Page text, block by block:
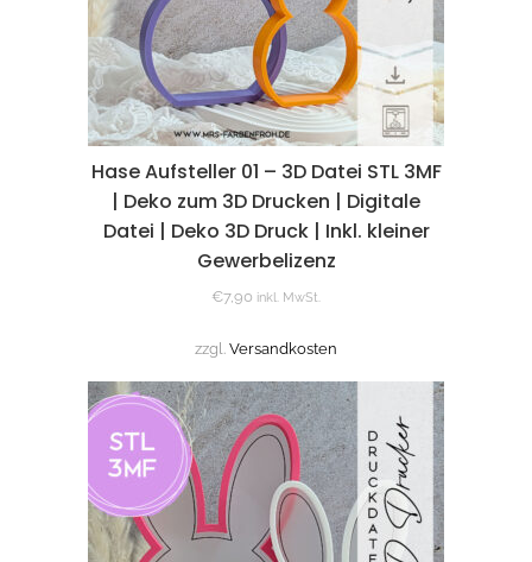
Hase Aufsteller 01 – 3D Datei STL 3MF
| Deko zum 3D Drucken | Digitale
Datei | Deko 3D Druck | Inkl. kleiner
Gewerbelizenz
€7,90 inkl. MwSt.
zzgl. Versandkosten